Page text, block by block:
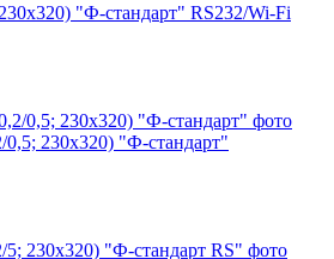
"Ф-стандарт" RS232/Wi-Fi
230х320) "Ф-стандарт"